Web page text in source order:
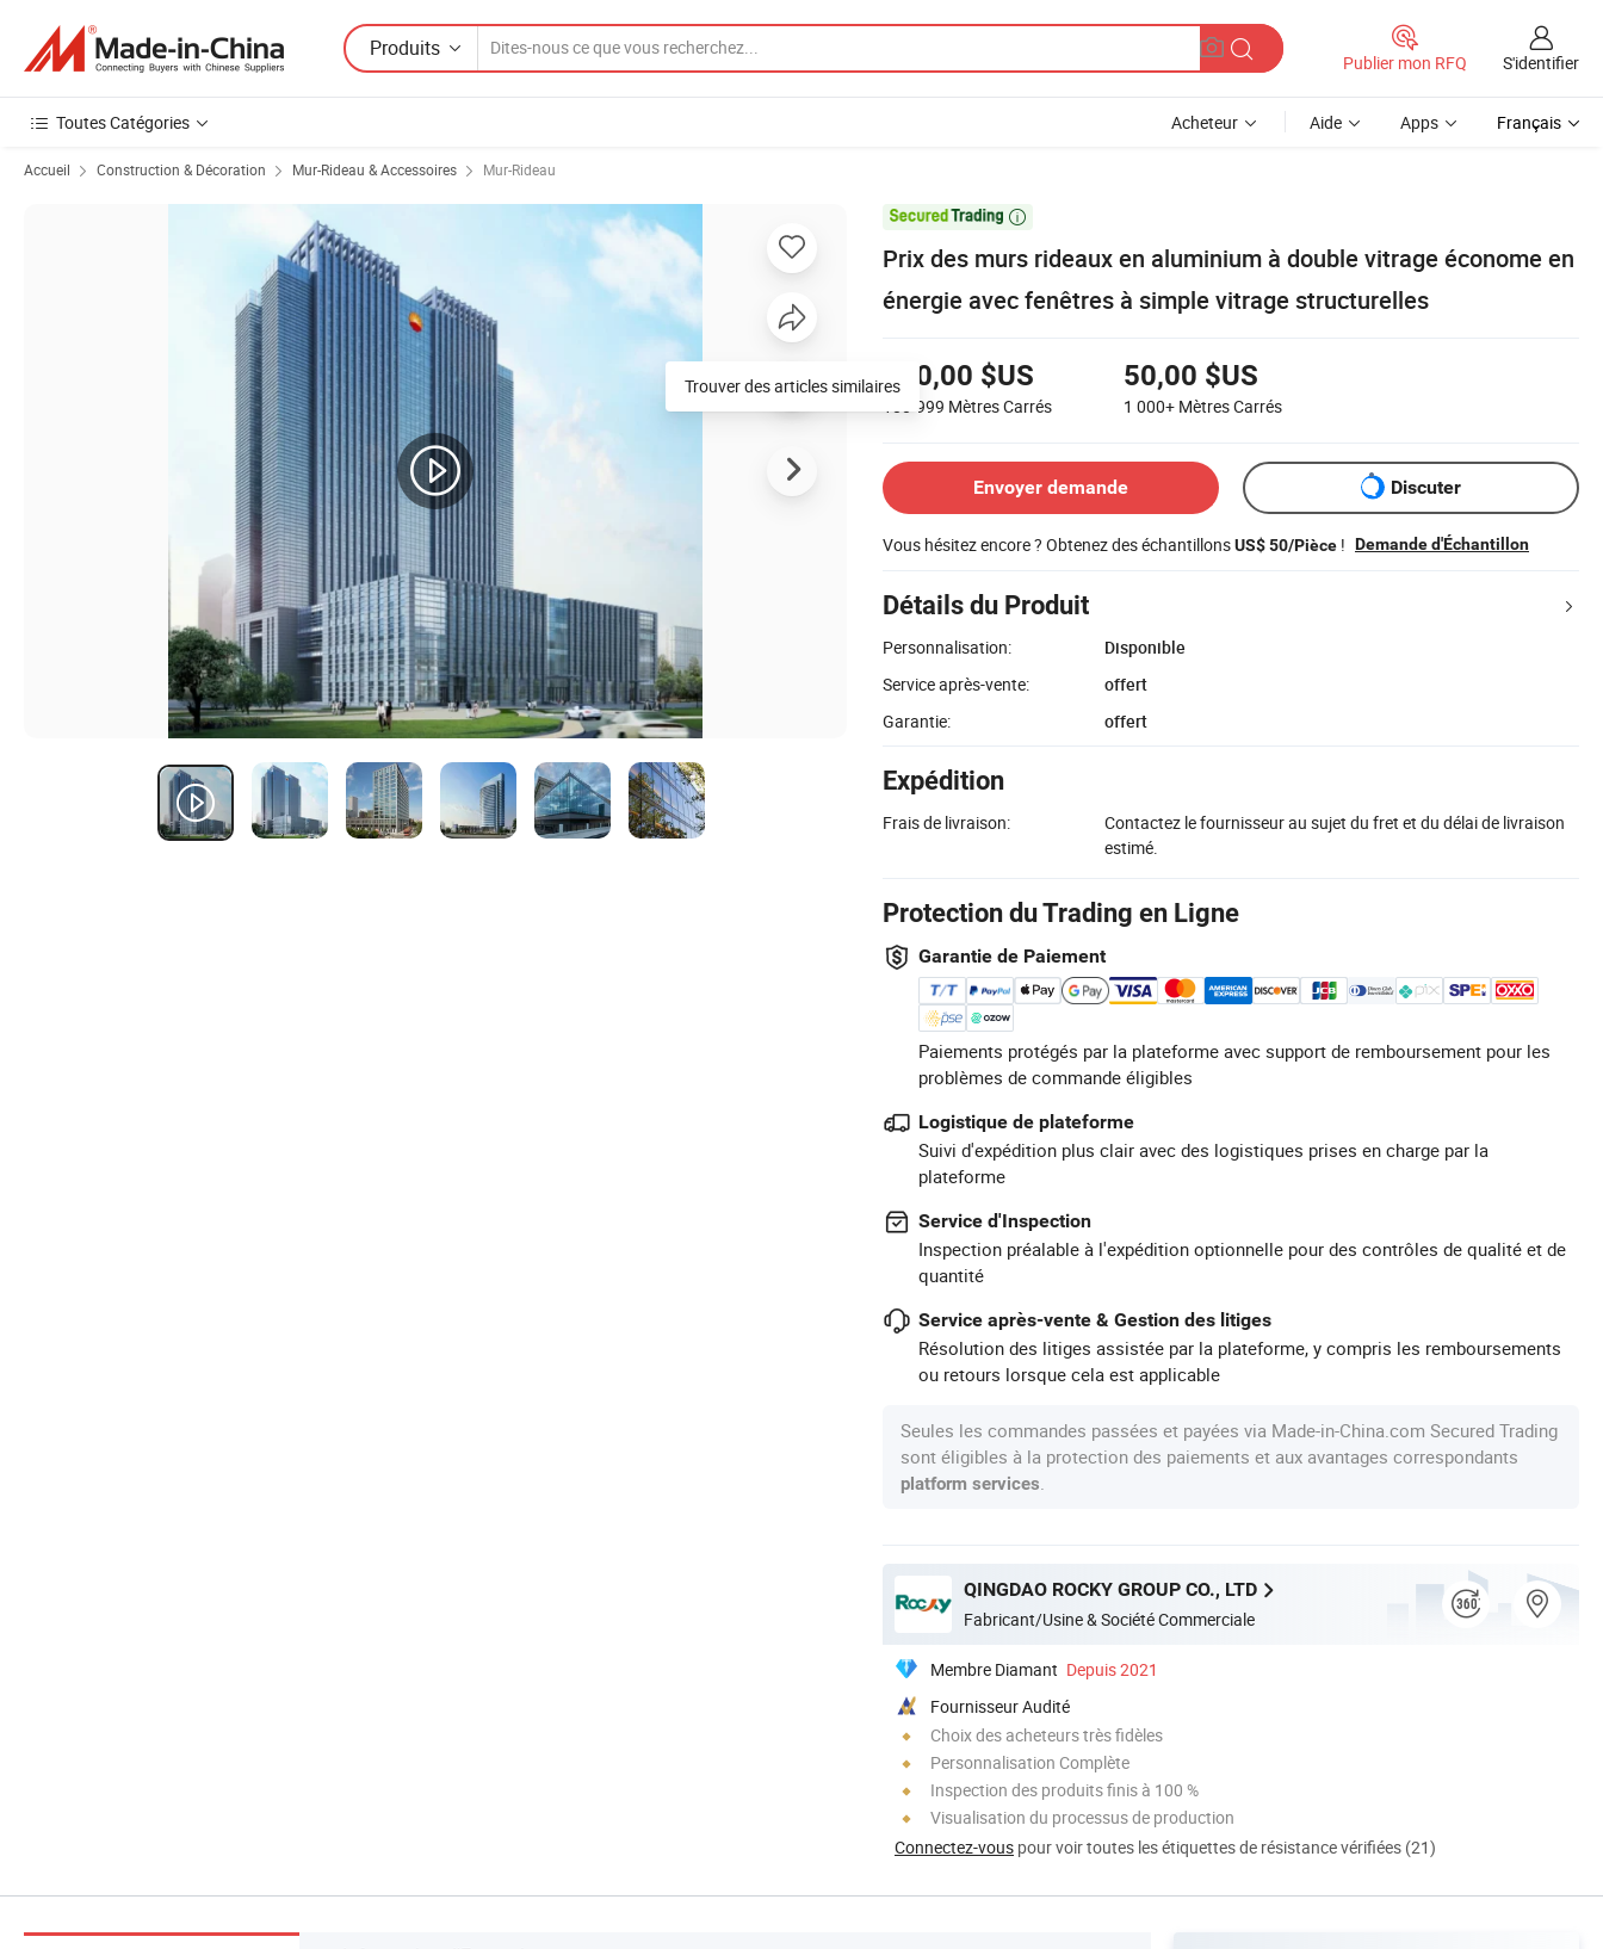
Produits
Publier mon RFQ S'identifier
Toutes Catégories Acheteur Aide Apps Français
Accueil Construction & Décoration Mur-Rideau & Accessoires Mur-Rideau

Prix des murs rideaux en aluminium à double vitrage économe en
énergie avec fenêtres à simple vitrage structurelles
100,00 $US
100-999 Mètres Carrés
50,00 $US
1 000+ Mètres Carrés
Envoyer demande Discuter
Vous hésitez encore ? Obtenez des échantillonsUS$ 50/Pièce ! Demande d'Échantillon
Détails du Produit
Personnalisation:
Disponible
Service après-vente:
offert
Garantie:
offert
Expédition
Frais de livraison:
Contactez le fournisseur au sujet du fret et du délai de livraison
estimé.
Protection du Trading en Ligne
Garantie de Paiement
Paiements protégés par la plateforme avec support de remboursement pour les
problèmes de commande éligibles
Logistique de plateforme
Suivi d'expédition plus clair avec des logistiques prises en charge par la
plateforme
Service d'Inspection
Inspection préalable à l'expédition optionnelle pour des contrôles de qualité et de
quantité
Service après-vente & Gestion des litiges
Résolution des litiges assistée par la plateforme, y compris les remboursements
ou retours lorsque cela est applicable
Seules les commandes passées et payées via Made-in-China.com Secured Trading
sont éligibles à la protection des paiements et aux avantages correspondants
platform services
QINGDAO ROCKY GROUP CO., LTD
Fabricant/Usine & Société Commerciale
Membre Diamant Depuis 2021
Fournisseur Audité
Choix des acheteurs très fidèles
Personnalisation Complète
Inspection des produits finis à 100 %
Visualisation du processus de production
Connectez-vous pour voir toutes les étiquettes de résistance vérifiées (21)
Trouver des articles similaires